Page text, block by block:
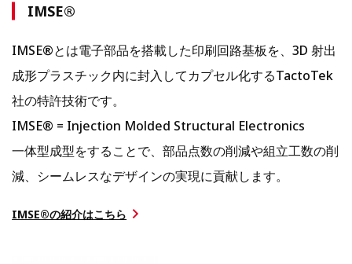
IMSE®
IMSE®とは電子部品を搭載した印刷回路基板を、3D 射出
成形プラスチック内に封入してカプセル化するTactoTek
社の特許技術です。
IMSE® = Injection Molded Structural Electronics
一体型成型をすることで、部品点数の削減や組立工数の削
減、シームレスなデザインの実現に貢献します。
IMSE®の紹介はこちら